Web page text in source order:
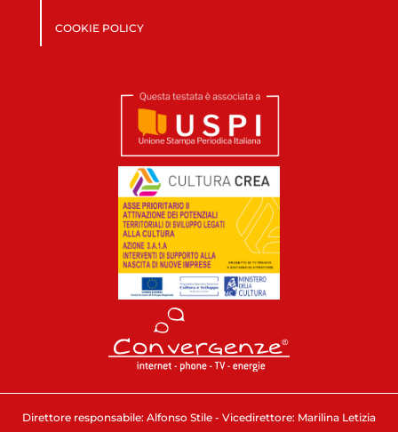
COOKIE POLICY
Direttore responsabile: Alfonso Stile - Vicedirettore: Marilina Letizia